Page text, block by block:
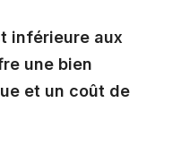
inférieure aux
une bien
et un coût de